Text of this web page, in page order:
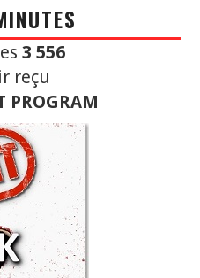
3 556
reçu
PROGRAM